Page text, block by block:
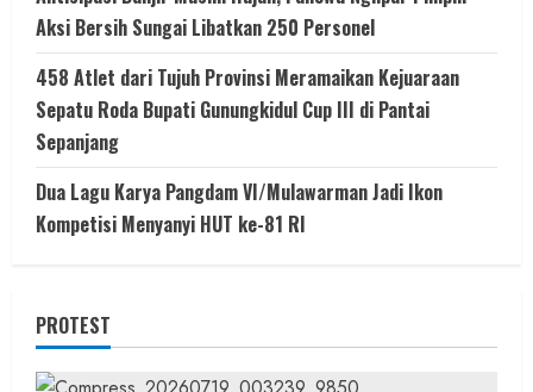
Aksi Bersih Sungai Libatkan 250 Personel
458 Atlet dari Tujuh Provinsi Meramaikan Kejuaraan
Sepatu Roda Bupati Gunungkidul Cup III di Pantai
Sepanjang
Dua Lagu Karya Pangdam VI/Mulawarman Jadi Ikon
Kompetisi Menyanyi HUT ke-81 RI
PROTEST